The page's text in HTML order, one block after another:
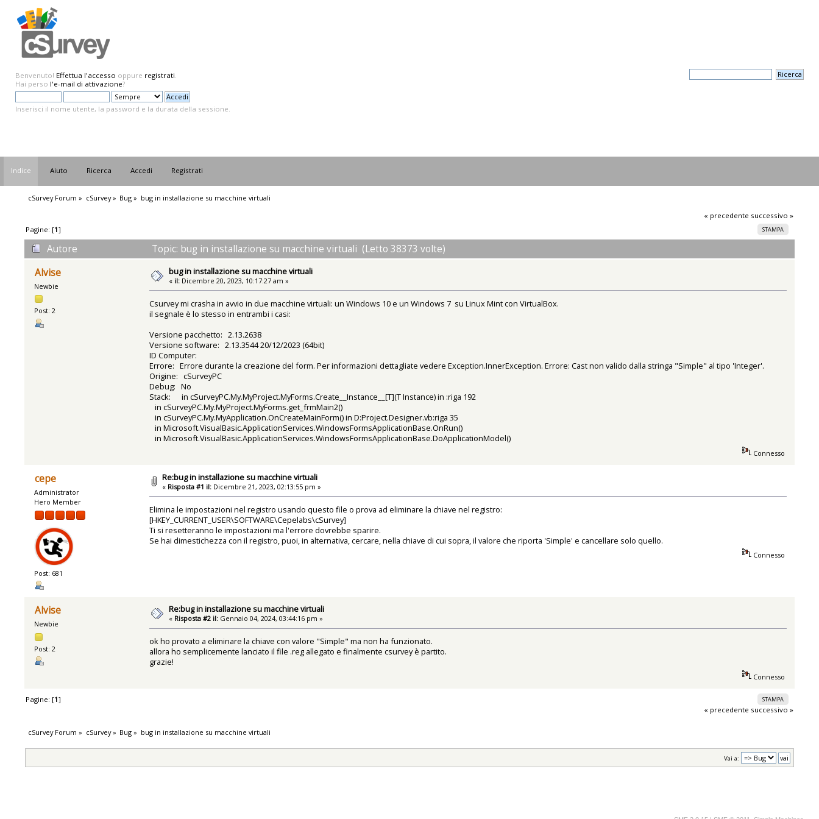
Benvenuto! Effettua l'accesso oppure registrati.
Hai perso l'e-mail di attivazione?
Inserisci il nome utente, la password e la durata della sessione.
Indice Aiuto Ricerca Accedi Registrati
cSurvey Forum » cSurvey» Bug » bug in installazione su macchine virtuali
« precedente successivo »
STAMPA
Pagine: [1]
Autore
Topic: bug in installazione su macchine virtuali (Letto 38373 volte)
Alvise
Newbie
Post: 2
bug in installazione su macchine virtuali
« il: Dicembre 20, 2023, 10:17:27 am »
Csurvey mi crasha in avvio in due macchine virtuali: un Windows 10 e un Windows 7 su Linux Mint con VirtualBox.
il segnale è lo stesso in entrambi i casi:
Versione pacchetto: 2.13.2638
Versione software: 2.13.3544 20/12/2023 (64bit)
ID Computer:
Errore: Errore durante la creazione del form. Per informazioni dettagliate vedere Exception.InnerException. Errore: Cast non valido dalla stringa "Simple" al tipo 'Integer'.
Origine: cSurveyPC
Debug: No
Stack: in cSurveyPC.My.MyProject.MyForms.Create__Instance__[T](T Instance) in :riga 192
in cSurveyPC.My.MyProject.MyForms.get_frmMain2()
in cSurveyPC.My.MyApplication.OnCreateMainForm() in D:Project.Designer.vb:riga 35
in Microsoft.VisualBasic.ApplicationServices.WindowsFormsApplicationBase.OnRun()
in Microsoft.VisualBasic.ApplicationServices.WindowsFormsApplicationBase.DoApplicationModel()
Connesso
cepe
Administrator
Hero Member
Post: 681
Re:bug in installazione su macchine virtuali
« Risposta #1 il: Dicembre 21, 2023, 02:13:55 pm »
Elimina le impostazioni nel registro usando questo file o prova ad eliminare la chiave nel registro:
[HKEY_CURRENT_USER\SOFTWARE\Cepelabs\cSurvey]
Ti si resetteranno le impostazioni ma l'errore dovrebbe sparire.
Se hai dimestichezza con il registro, puoi, in alternativa, cercare, nella chiave di cui sopra, il valore che riporta 'Simple' e cancellare solo quello.
Connesso
Alvise
Newbie
Post: 2
Re:bug in installazione su macchine virtuali
« Risposta #2 il: Gennaio 04, 2024, 03:44:16 pm »
ok ho provato a eliminare la chiave con valore "Simple" ma non ha funzionato.
allora ho semplicemente lanciato il file .reg allegato e finalmente csurvey è partito.
grazie!
Connesso
STAMPA
Pagine: [1]
« precedente successivo »
cSurvey Forum » cSurvey» Bug » bug in installazione su macchine virtuali
Vai a: